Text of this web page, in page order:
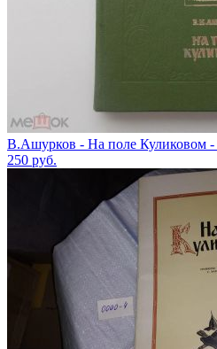
В.Ашурков - На поле Куликовом -
250 руб.